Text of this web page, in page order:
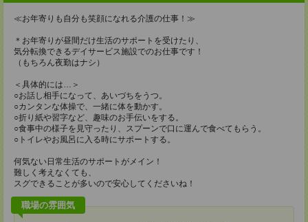
≪お年寄りも自分も笑顔になれる介護の仕事！≫
＊お年寄りが昼間だけ生活のサポートを受けたり、
気分転換できるデイサービス施設でのお仕事です！
（もちろん夜勤はナシ）
＜具体的には…＞
○お話し相手になって、あいづちをうつ。
○カンタンな体操で、一緒に体を動かす。
○折り紙や習字など、趣味のお手伝いをする。
○食事中の様子を見守ったり、スプーンで口に運んで食べてもらう。
○トイレやお風呂に入る時にサポートする。
何気ない日常生活のサポートがメイン！
難しく考えなくても、
スグできることが多いので安心してくださいね！
職場の雰囲気